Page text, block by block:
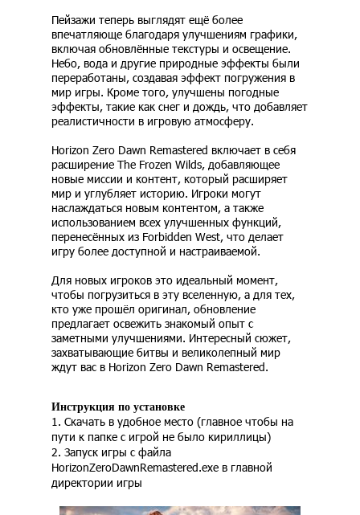
Пейзажи теперь выглядят ещё более
впечатляюще благодаря улучшениям графики,
включая обновлённые текстуры и освещение.
Небо, вода и другие природные эффекты были
переработаны, создавая эффект погружения в
мир игры. Кроме того, улучшены погодные
эффекты, такие как снег и дождь, что добавляет
реалистичности в игровую атмосферу.
Horizon Zero Dawn Remastered включает в себя
расширение The Frozen Wilds, добавляющее
новые миссии и контент, который расширяет
мир и углубляет историю. Игроки могут
наслаждаться новым контентом, а также
использованием всех улучшенных функций,
перенесённых из Forbidden West, что делает
игру более доступной и настраиваемой.
Для новых игроков это идеальный момент,
чтобы погрузиться в эту вселенную, а для тех,
кто уже прошёл оригинал, обновление
предлагает освежить знакомый опыт с
заметными улучшениями. Интересный сюжет,
захватывающие битвы и великолепный мир
ждут вас в Horizon Zero Dawn Remastered.
Инструкция по установке
1. Скачать в удобное место (главное чтобы на
пути к папке с игрой не было кириллицы)
2. Запуск игры с файла
HorizonZeroDawnRemastered.exe в главной
директории игры